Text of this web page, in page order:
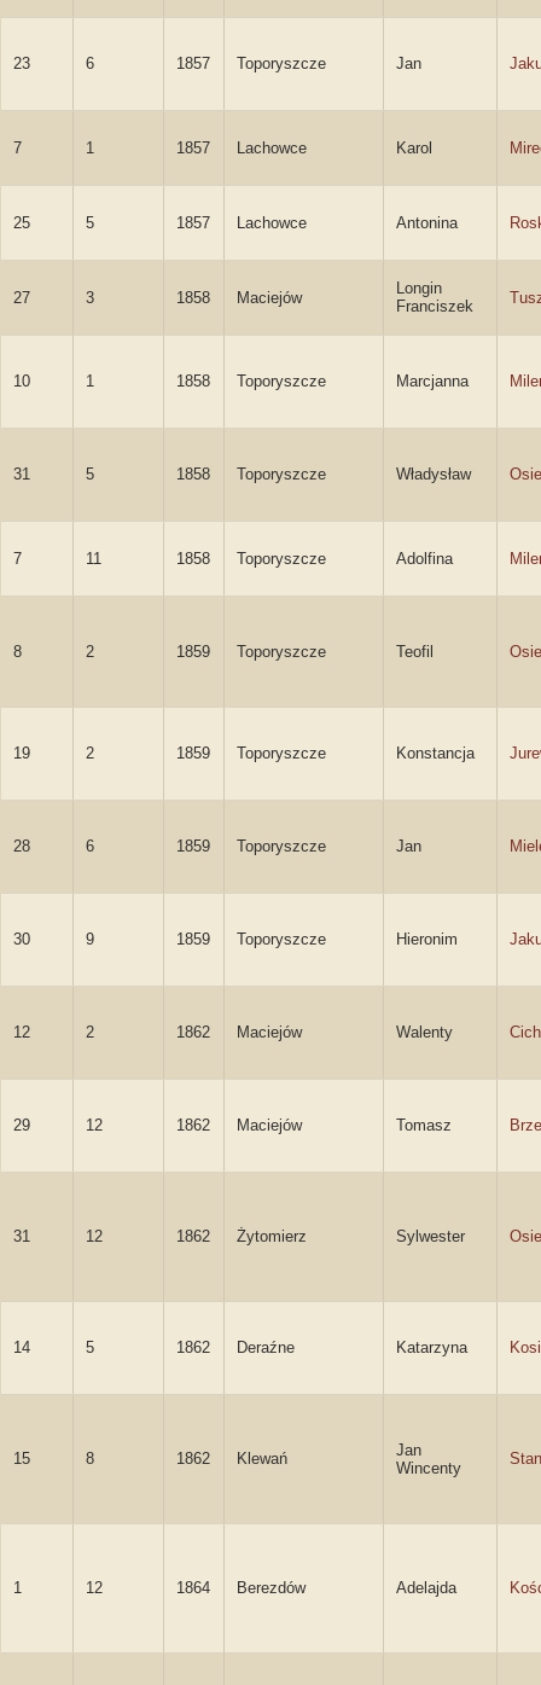
23 6 1857 Toporyszcze Jan
7 1 1857 Lachowce Karol
25 5 1857 Lachowce Antonina
27 3 1858 Maciejów
Longin
Franciszek
10 1 1858 Toporyszcze Marcjanna
31 5 1858 Toporyszcze Władysław
7 11 1858 Toporyszcze Adolfina
8 2 1859 Toporyszcze Teofil
19 2 1859 Toporyszcze Konstancja
28 6 1859 Toporyszcze Jan
30 9 1859 Toporyszcze Hieronim
12 2 1862 Maciejów Walenty
29 12 1862 Maciejów Tomasz
31 12 1862 Żytomierz Sylwester
14 5 1862 Deraźne Katarzyna
15 8 1862 Klewań
Jan
Wincenty
1 12 1864 Berezdów Adelajda